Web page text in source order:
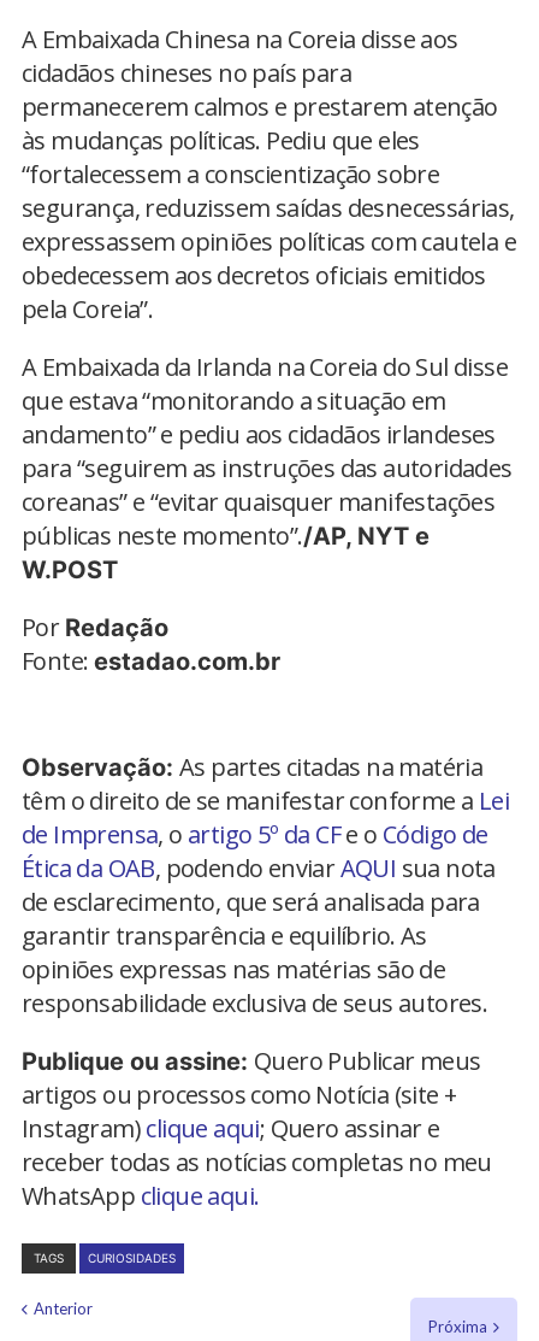
A Embaixada Chinesa na Coreia disse aos
cidadãos chineses no país para
permanecerem calmos e prestarem atenção
às mudanças políticas. Pediu que eles
“fortalecessem a conscientização sobre
segurança, reduzissem saídas desnecessárias,
expressassem opiniões políticas com cautela e
obedecessem aos decretos oficiais emitidos
pela Coreia”.
A Embaixada da Irlanda na Coreia do Sul disse
que estava “monitorando a situação em
andamento” e pediu aos cidadãos irlandeses
para “seguirem as instruções das autoridades
coreanas” e “evitar quaisquer manifestações
públicas neste momento”./AP, NYT e
W.POST
Por Redação
Fonte: estadao.com.br
Observação: As partes citadas na matéria
têm o direito de se manifestar conforme a Lei
de Imprensa, o artigo 5º da CFe o Código de
Ética da OAB, podendo enviarAQUI sua nota
de esclarecimento, que será analisada para
garantir transparência e equilíbrio. As
opiniões expressas nas matérias são de
responsabilidade exclusiva de seus autores.
Publique ou assine: Quero Publicar meus
artigos ou processos como Notícia (site +
Instagram)clique aqui; Quero assinar e
receber todas as notícias completas no meu
WhatsApp clique aqui.
TAGS CURIOSIDADES
Anterior
Próxima